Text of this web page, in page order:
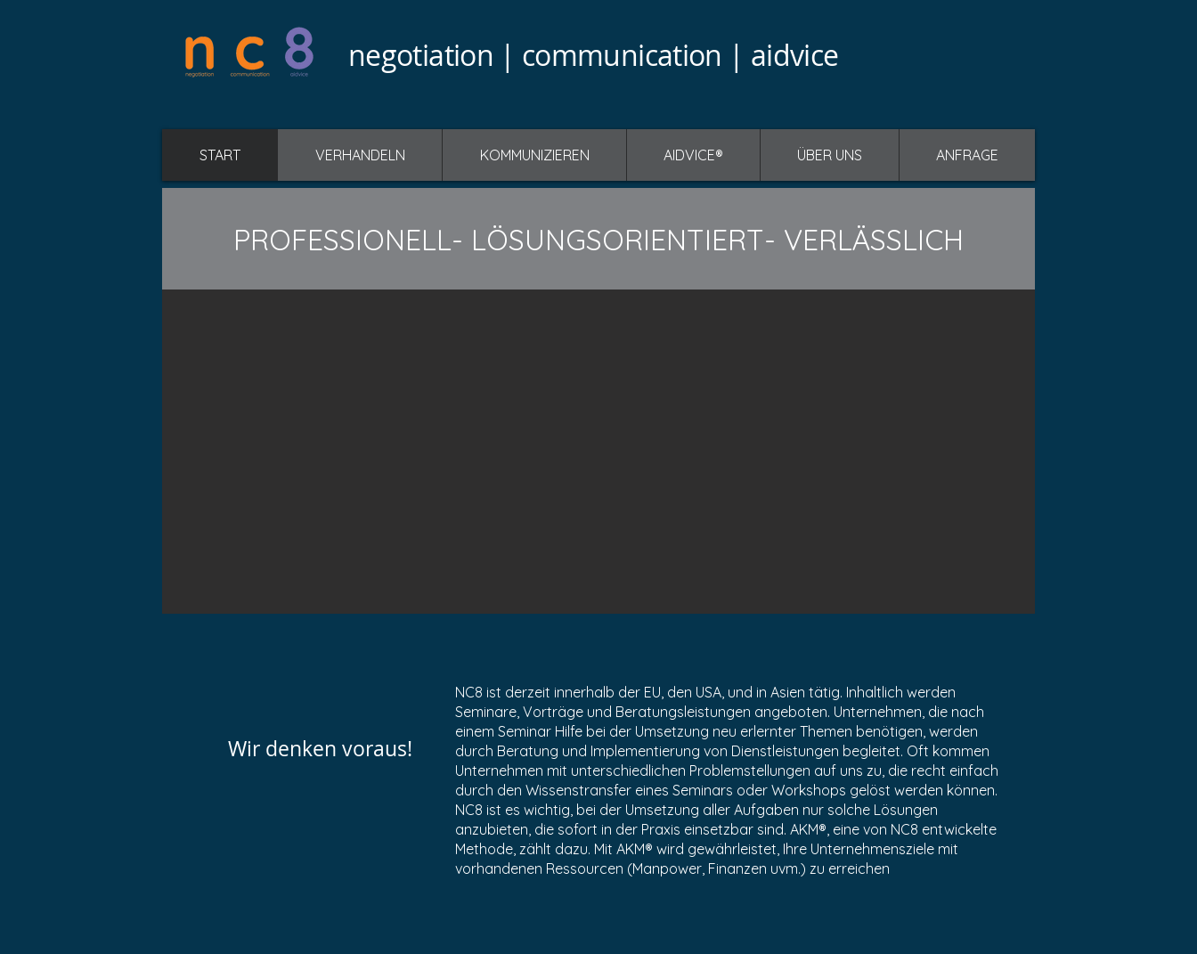
negotiation | communication | aidvice
START VERHANDELN KOMMUNIZIEREN AIDVICE® ÜBER UNS ANFRAGE
PROFESSIONELL- LÖSUNGSORIENTIERT- VERLÄSSLICH
Wir denken voraus!
NC8 ist derzeit innerhalb der EU, den USA, und in Asien tätig. Inhaltlich werden
Seminare, Vorträge und Beratungsleistungen angeboten. Unternehmen, die nach
einem Seminar Hilfe bei der Umsetzung neu erlernter Themen benötigen, werden
durch Beratung und Implementierung von Dienstleistungen begleitet. Oft kommen
Unternehmen mit unterschiedlichen Problemstellungen auf uns zu, die recht einfach
durch den Wissenstransfer eines Seminars oder Workshops gelöst werden können.
NC8 ist es wichtig, bei der Umsetzung aller Aufgaben nur solche Lösungen
anzubieten, die sofort in der Praxis einsetzbar sind. AKM®, eine von NC8 entwickelte
Methode, zählt dazu. Mit AKM® wird gewährleistet, Ihre Unternehmensziele mit
vorhandenen Ressourcen (Manpower, Finanzen uvm.) zu erreichen